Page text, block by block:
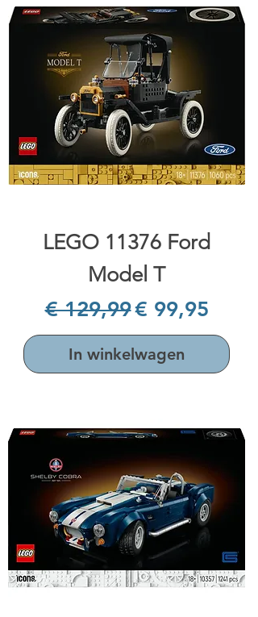
LEGO 11376 Ford
Model T
Normale prijs
€ 129,99Verkoopprijs
€ 99,95
In winkelwagen